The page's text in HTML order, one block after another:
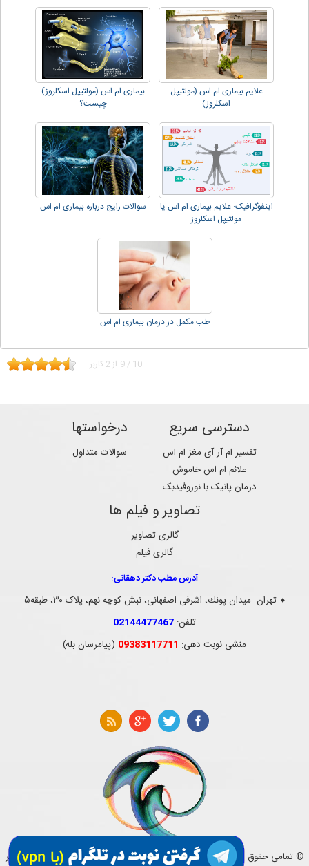
علایم بیماری ام اس (مولتیپل
اسکلروز)
بیماری ام اس (مولتیپل اسکلروز)
چیست؟
اینفوگرافیک: علایم بیماری ام اس یا
مولتیپل اسکلروز
سوالات رایج درباره بیماری ام اس
طب مکمل در درمان بیماری ام اس
9 / 10 از 2 کاربر
دسترسی سریع
تفسیر ام آر آی مغز ام اس
علائم ام اس خاموش
درمان پانیک با نوروفیدبک
درخواستها
سوالات متداول
تصاویر و فیلم ها
گالری تصاویر
گالری فیلم
آدرس مطب دکتر دهقانی:
♦ تهران. ميدان پونك، اشرفی اصفهانی، نبش کوچه نهم، پلاک ۳۰، طبقه۵
تلفن: 02144477467
منشی نوبت دهی: 09383117711 (پیامرسان بله)
© تمامی حقوق این وب سایت متعلق به کلینیک مغز و اعصاب و ستون فقرات دکتر